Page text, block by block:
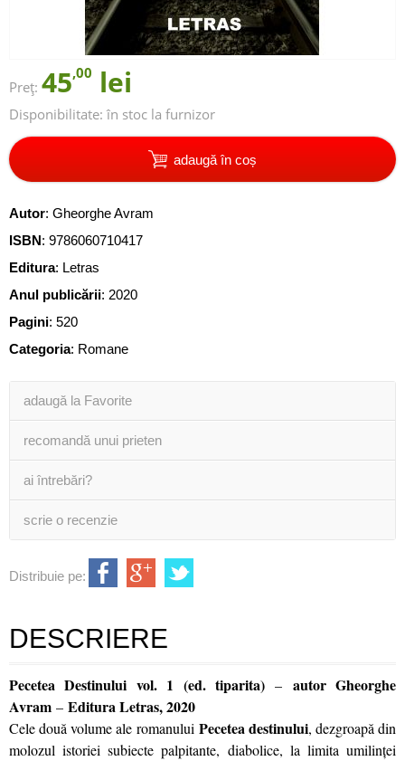
Preț: 45,00 lei
Disponibilitate: în stoc la furnizor
adaugă în coș
Autor: Gheorghe Avram
ISBN: 9786060710417
Editura: Letras
Anul publicării: 2020
Pagini: 520
Categoria: Romane
adaugă la Favorite
recomandă unui prieten
ai întrebări?
scrie o recenzie
Distribuie pe:
DESCRIERE
Pecetea Destinului vol. 1 (ed. tiparita)– autor Gheorghe
Avram – Editura Letras, 2020
Cele două volume ale romanului Pecetea destinului, dezgroapă din
molozul istoriei subiecte palpitante, diabolice, la limita umilinţei